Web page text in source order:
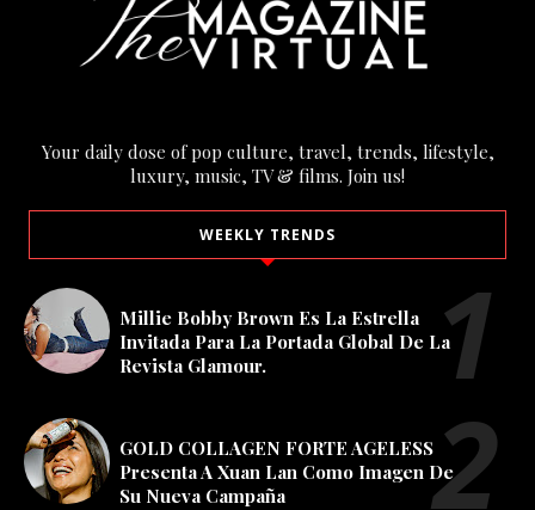
Your daily dose of pop culture, travel, trends, lifestyle,
luxury, music, TV & films. Join us!
WEEKLY TRENDS
Millie Bobby Brown Es La Estrella
Invitada Para La Portada Global De La
Revista Glamour.
GOLD COLLAGEN FORTE AGELESS
Presenta A Xuan Lan Como Imagen De
Su Nueva Campaña